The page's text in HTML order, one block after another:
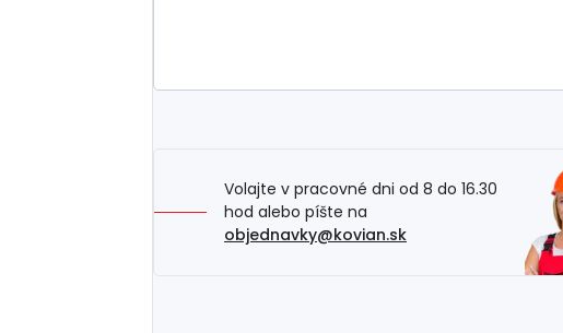
Volajte v pracovné dni od 8 do 16.30
hod alebo píšte na
objednavky@kovian.sk